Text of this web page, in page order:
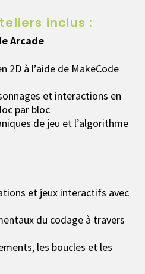
inclus :
Arcade
2D à l’aide de MakeCode
et interactions en
par bloc
de jeu et l’algorithme
et jeux interactifs avec
du codage à travers
les boucles et les